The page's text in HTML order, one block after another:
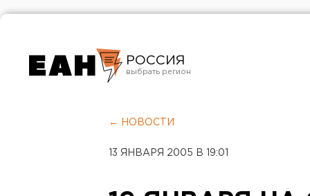
РОССИЯ
Челябинск
← НОВОСТИ
13 ЯНВАРЯ 2005 В 19:01